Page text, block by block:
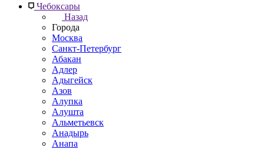
Чебоксары
Назад
Города
Москва
Санкт-Петербург
Абакан
Адлер
Адыгейск
Азов
Алупка
Алушта
Альметьевск
Анадырь
Анапа